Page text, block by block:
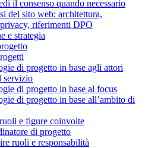
il consenso quando necessario
del sito web: architettura,
riferimenti DPO
e strategia
di progetto in base agli attori
servizio
di progetto in base al focus
di progetto in base all’ambito di
e figure coinvolte
di progetto
ruoli e responsabilità